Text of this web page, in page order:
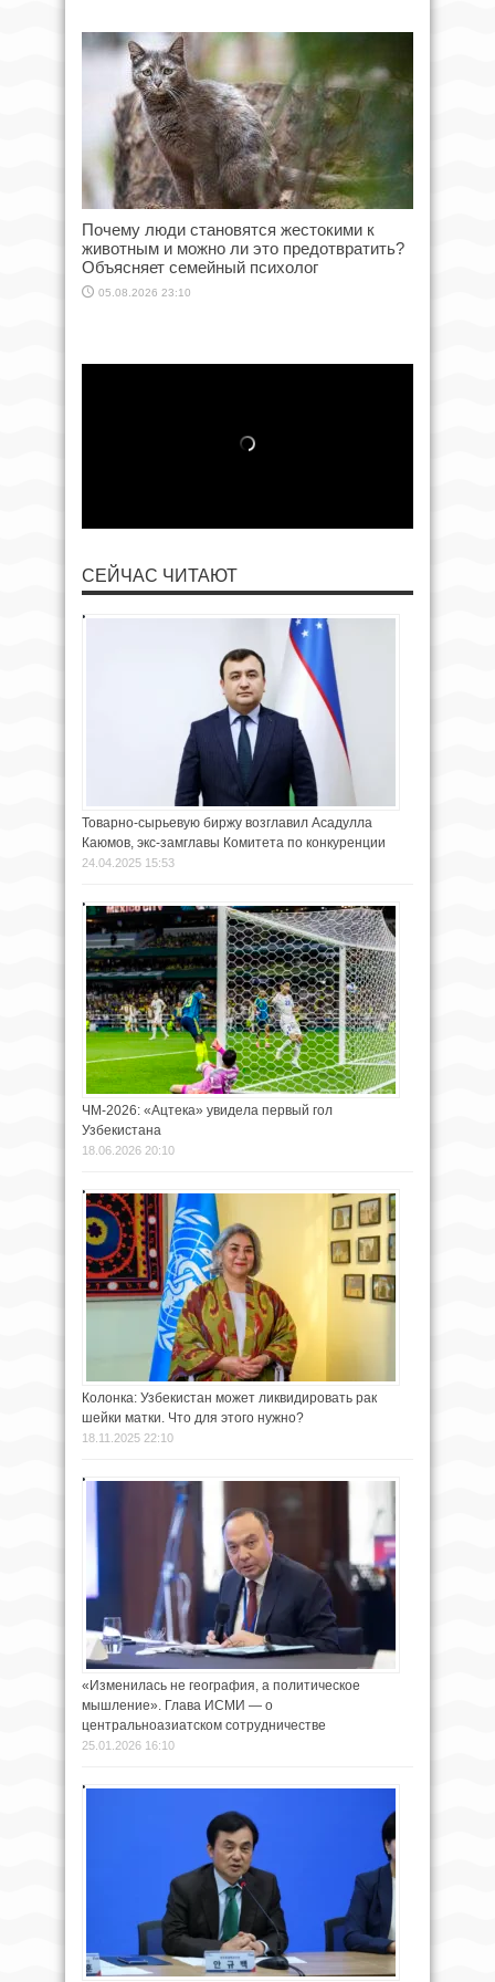
Почему люди становятся жестокими к
животным и можно ли это предотвратить?
Объясняет семейный психолог
05.08.2026 23:10
СЕЙЧАС ЧИТАЮТ
Товарно-сырьевую биржу возглавил Асадулла
Каюмов, экс-замглавы Комитета по конкуренции
24.04.2025 15:53
ЧМ-2026: «Ацтека» увидела первый гол
Узбекистана
18.06.2026 20:10
Колонка: Узбекистан может ликвидировать рак
шейки матки. Что для этого нужно?
18.11.2025 22:10
«Изменилась не география, а политическое
мышление». Глава ИСМИ — о
центральноазиатском сотрудничестве
25.01.2026 16:10